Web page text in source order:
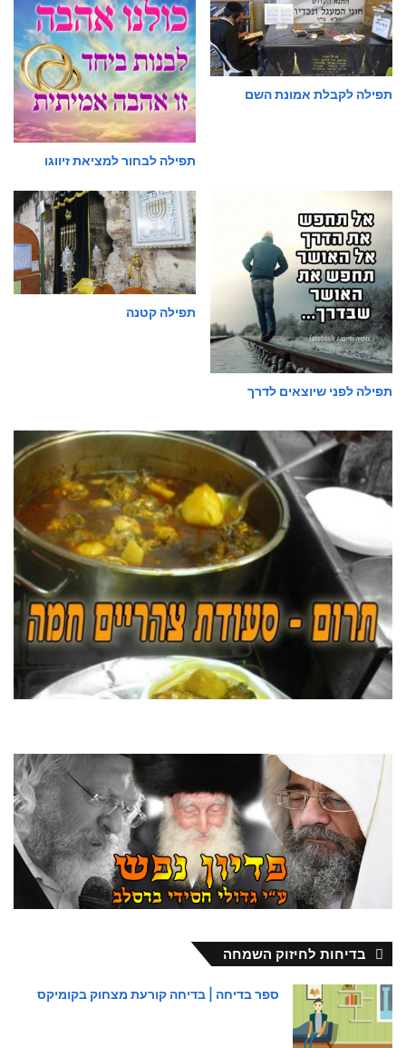
תפילה לקבלת אמונת השם
תפילה לבחור למציאת זיווגו
תפילה לפני שיוצאים לדרך
תפילה קטנה
בדיחות לחיזוק השמחה
ספר בדיחה | בדיחה קורעת מצחוק בקומיקס